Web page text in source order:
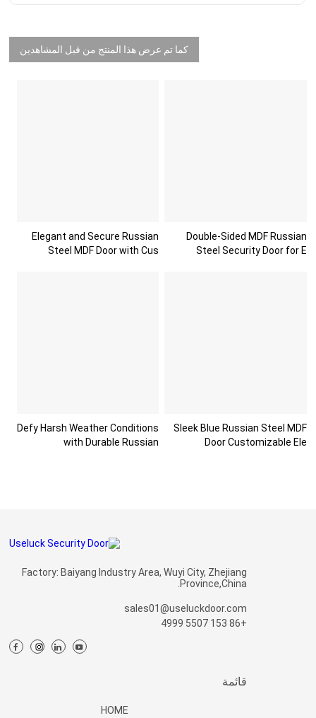
كما تم عرض هذا المنتج من قبل المشاهدين
Double-Sided MDF Russian
Steel Security Door for E
Elegant and Secure Russian
Steel MDF Door with Cus
Sleek Blue Russian Steel MDF
Door Customizable Ele
Defy Harsh Weather Conditions
with Durable Russian
Factory: Baiyang Industry Area, Wuyi City, Zhejiang
Province,China.
sales01@useluckdoor.com
+86 153 5507 4999
قائمة
HOME